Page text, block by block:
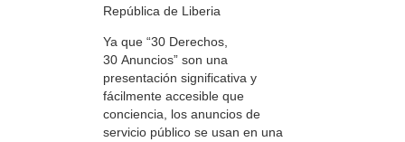
República de Liberia
Ya que “30 Derechos,
30 Anuncios” son una
presentación significativa y
fácilmente accesible que
conciencia, los anuncios de
servicio público se usan en una